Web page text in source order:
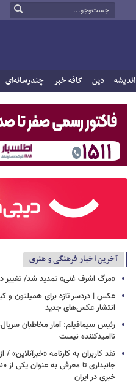
اندیشه دین کافه خبر چندرسانه‌ای
آخرین اخبار فرهنگی و هنری
​​​​​​​«مرگ اشرف غنی» تمدید شد/ تغییر
عکس | دردسر تازه برای همیلتون و
انتشار عکس‌های جدید
رئیس سیمافیلم: آمار مخاطبان
ناامیدکننده نیست
نقد کاربران به کارنامه «خبرآنلاین»
جانبداری تا معرفی به عنوان یکی از
خبری در ایران